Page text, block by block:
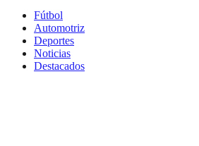
Fútbol
Automotriz
Deportes
Noticias
Destacados